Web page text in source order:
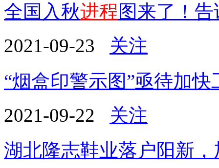
全国入秋进程图来了！
2021-09-23 关注
“烟盒印警示图”亟待加快
2021-09-22 关注
湖北隆志鞋业落户阳新